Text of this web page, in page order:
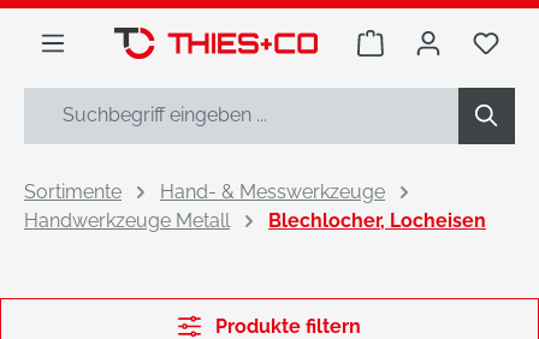
springen
Warenkorb Du
Sortimente
Hand- & Messwerkzeuge
Handwerkzeuge Metall
Blechlocher, Locheisen
Produkte filtern